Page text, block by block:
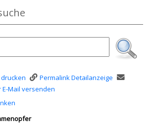
Permalink Detailanzeige
Mail versenden
in neuem Tab geöffnet